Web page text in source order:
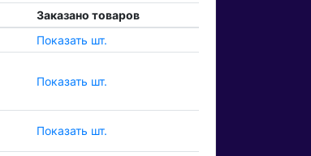
Заказано товаров
Показать шт.
Показать шт.
Показать шт.